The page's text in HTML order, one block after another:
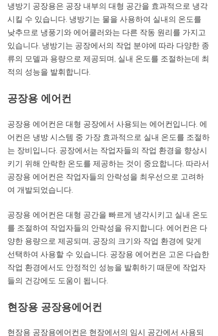
냉방기 공장용은 공장 내부의 대형 공간을 효과적으로 냉각
시킬 수 있습니다. 냉방기는 물을 사용하여 실내의 온도를
낮추므로 냉풍기와 에어쿨러와는 다른 작동 원리를 가지고
있습니다. 냉방기는 공장에서의 작업 분야에 따라 다양한 종
류의 모델과 용량으로 제공되며, 실내 온도를 조절하는데 최
적의 성능을 발휘합니다.
공장용 에어컨
공장용 에어컨은 대형 공장에서 사용되는 에어컨입니다. 에
어컨은 냉방 시스템 중 가장 효과적으로 실내 온도를 조절하
는 장비입니다. 공장에서는 작업자들의 작업 환경을 향상시
키기 위해 안락한 온도를 제공하는 것이 중요합니다. 따라서
공장용 에어컨은 작업자들의 안락성을 최우선으로 고려하
여 개발되었습니다.
공장용 에어컨은 대형 공간을 빠르게 냉각시키고 실내 온도
를 조절하여 작업자들의 안락성을 유지합니다. 에어컨은 다
양한 용량으로 제공되며, 공장의 크기와 작업 환경에 맞게
선택하여 사용할 수 있습니다. 공장용 에어컨은 고온 다습한
작업 환경에서도 안정적인 성능을 발휘하기 때문에 작업자
들의 건강에도 도움이 됩니다.
현장용 공장용에어컨
현장용 공장용에어컨은 현장에서의 임시 공간에서 사용되